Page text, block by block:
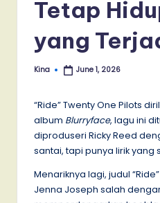
Tetap
yang
Posted
Kina June 1, 2026
“Ride” Twenty One Pilots
album Blurryface, lagu ini
diproduseri Ricky Reed
santai, tapi punya lirik yang
Menariknya lagi, judul
Jenna Joseph salah